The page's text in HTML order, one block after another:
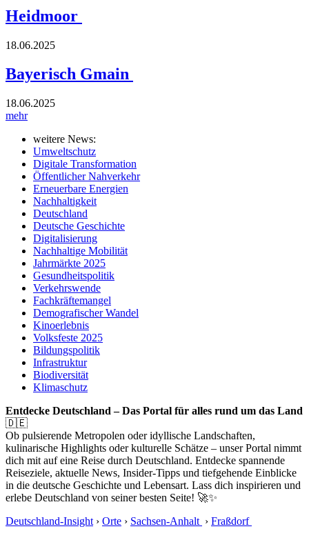
Heidmoor
18.06.2025
Bayerisch Gmain
18.06.2025
mehr
weitere News:
Umweltschutz
Digitale Transformation
Öffentlicher Nahverkehr
Erneuerbare Energien
Nachhaltigkeit
Deutschland
Deutsche Geschichte
Digitalisierung
Nachhaltige Mobilität
Jahrmärkte 2025
Gesundheitspolitik
Verkehrswende
Fachkräftemangel
Demografischer Wandel
Kinoerlebnis
Volksfeste 2025
Bildungspolitik
Infrastruktur
Biodiversität
Klimaschutz
Entdecke Deutschland – Das Portal für alles rund um das Land
🇩🇪
Ob pulsierende Metropolen oder idyllische Landschaften,
kulinarische Highlights oder kulturelle Schätze – unser Portal nimmt
dich mit auf eine Reise durch Deutschland. Entdecke spannende
Reiseziele, aktuelle News, Insider-Tipps und tiefgehende Einblicke
in die deutsche Geschichte und Lebensart. Lass dich inspirieren und
erlebe Deutschland von seiner besten Seite! 🚀✨
Deutschland-Insight › Orte › Sachsen-Anhalt › Fraßdorf